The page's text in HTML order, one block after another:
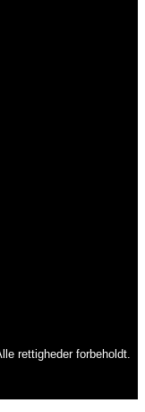
rettigheder forbeholdt.